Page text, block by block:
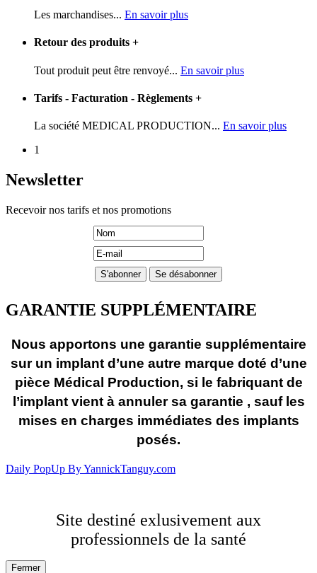
Les marchandises... En savoir plus
Retour des produits +
Tout produit peut être renvoyé... En savoir plus
Tarifs - Facturation - Règlements +
La société MEDICAL PRODUCTION... En savoir plus
1
Newsletter
Recevoir nos tarifs et nos promotions
GARANTIE SUPPLÉMENTAIRE
Nous apportons une garantie supplémentaire
sur un implant d’une autre marque doté d’une
pièce Médical Production, si le fabriquant de
l’implant vient à annuler sa garantie , sauf les
mises en charges immédiates des implants
posés.
Daily PopUp By YannickTanguy.com
Site destiné exlusivement aux
professionnels de la santé